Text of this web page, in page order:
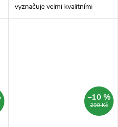
vyznačuje velmi kvalitními
materiály, které dodá Vaší
290 Kč
–10 %